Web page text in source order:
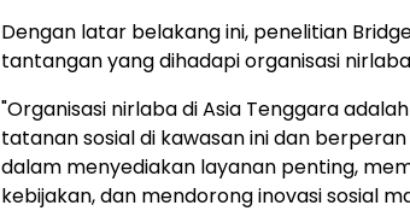
Dengan latar belakang ini, penelitian
tantangan yang dihadapi organisasi
"Organisasi nirlaba di Asia Tenggara
tatanan sosial di kawasan ini dan
dalam menyediakan layanan penting,
kebijakan, dan mendorong inovasi sosial